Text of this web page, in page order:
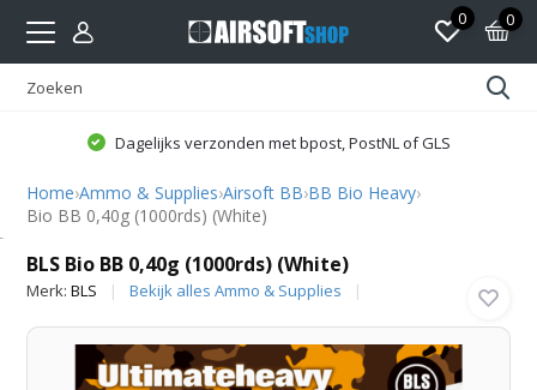
0 0
Dagelijks verzonden met bpost, PostNL of GLS
Home›Ammo & Supplies›Airsoft BB›BB Bio Heavy›
Bio BB 0,40g (1000rds) (White)
BLS Bio BB 0,40g (1000rds) (White)
Merk:BLS Bekijk alles Ammo & Supplies